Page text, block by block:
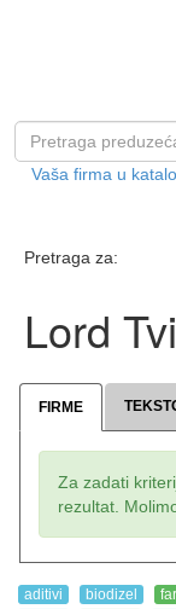
Vaša firma u
Pretraga za:
Lord
FIRME
Za zadati
rezultat.
aditivi biodizel